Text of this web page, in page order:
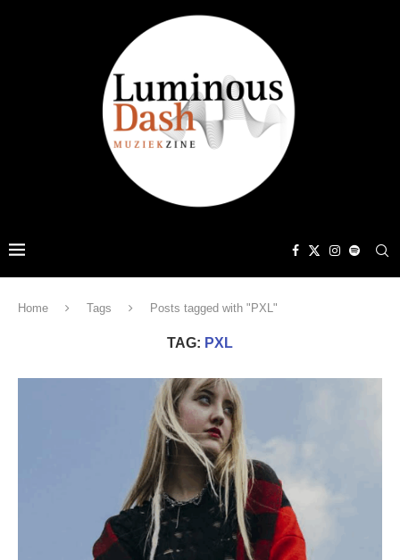
Home Tags Posts tagged with "PXL"
TAG: PXL